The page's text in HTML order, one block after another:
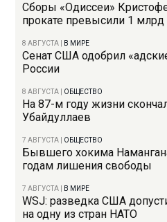
Сборы «Одиссеи»
прокате превысили 1 млрд
8 АВГУСТА В МИРЕ
Сенат США одобрил
России
8 АВГУСТА ОБЩЕСТВО
На 87-м году жизни
Убайдуллаев
7 АВГУСТА ОБЩЕСТВО
Бывшего хокима
годам лишения свободы
7 АВГУСТА В МИРЕ
WSJ: разведка США
на одну из стран НАТО